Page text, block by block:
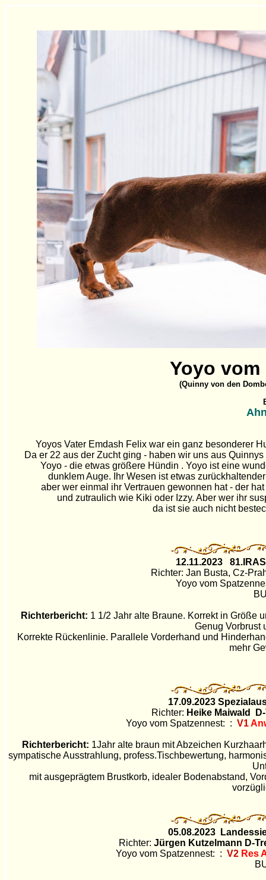
Yoyo vom
(Quinny von den
Yoyos Vater Emdash Felix war ein ganz besonderer
Da er 22 aus der Zucht ging - haben wir uns aus
Yoyo - die etwas größere Hündin . Yoyo ist eine
dunklem Auge. Ihr Wesen ist etwas
aber wer einmal ihr Vertrauen gewonnen hat - der
und zutraulich wie Kiki oder Izzy. Aber wer ihr
da ist sie auch nicht
12.11.2023
Richter: Jan Busta, Cz-
Yoyo vom
Richterbericht: 1 1/2 Jahr alte Braune. Korrekt in Größe
Genug Vorbrust
Korrekte Rückenlinie. Parallele Vorderhand und
mehr
17.09.2023
Richter: Heike Maiwald D-
Yoyo vom Spatzennest: : V1
Richterbericht: 1Jahr alte braun mit Abzeichen
sympatische Ausstrahlung, profess.Tischbewertung,
mit ausgeprägtem Brustkorb, idealer Bodenabstand,
05.08.2023
Richter: Jürgen Kutzelmann D-
Yoyo vom Spatzennest: : V2 Res